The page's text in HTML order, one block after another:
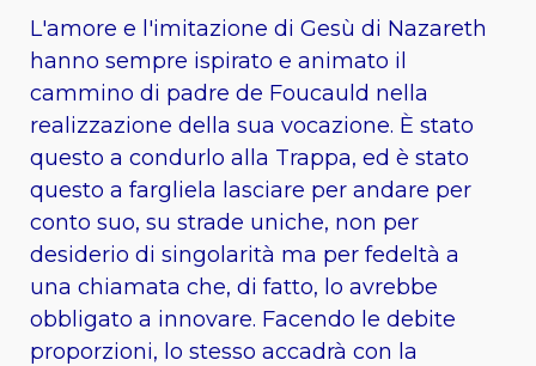
L'amore e l'imitazione di Gesù di Nazareth
hanno sempre ispirato e animato il
cammino di padre de Foucauld nella
realizzazione della sua vocazione. È stato
questo a condurlo alla Trappa, ed è stato
questo a fargliela lasciare per andare per
conto suo, su strade uniche, non per
desiderio di singolarità ma per fedeltà a
una chiamata che, di fatto, lo avrebbe
obbligato a innovare. Facendo le debite
proporzioni, lo stesso accadrà con la